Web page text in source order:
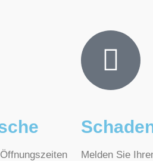
Melden Sie